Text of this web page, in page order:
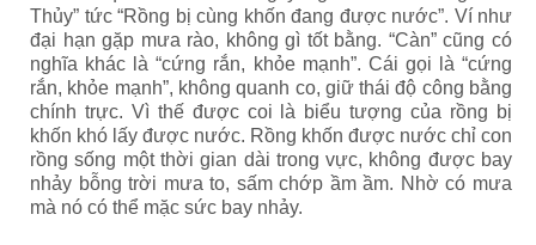
Thủy” tức “Rồng bị cùng khốn đang được nước”. Ví như
đại hạn gặp mưa rào, không gì tốt bằng. “Càn” cũng có
nghĩa khác là “cứng rắn, khỏe mạnh”. Cái gọi là “cứng
rắn, khỏe mạnh”, không quanh co, giữ thái độ công bằng
chính trực. Vì thế được coi là biểu tượng của rồng bị
khốn khó lấy được nước. Rồng khốn được nước chỉ con
rồng sống một thời gian dài trong vực, không được bay
nhảy bỗng trời mưa to, sấm chớp ầm ầm. Nhờ có mưa
mà nó có thể mặc sức bay nhảy.